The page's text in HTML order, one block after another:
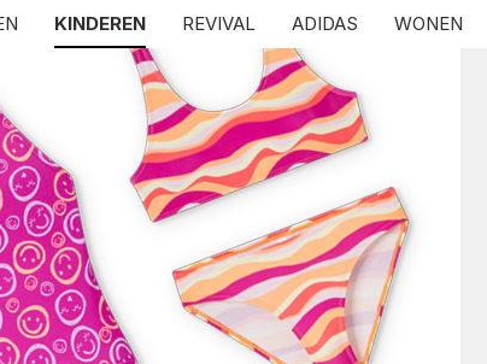
KINDEREN REVIVAL ADIDAS WONEN